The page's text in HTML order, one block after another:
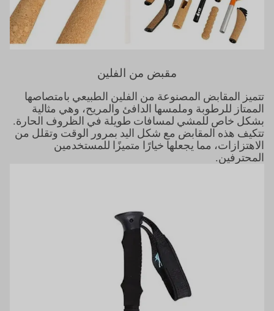
مقبض من الفلين
تتميز المقابض المصنوعة من الفلين الطبيعي بامتصاصها
الممتاز للرطوبة وملمسها الدافئ والمريح، وهي مثالية
بشكل خاص للمشي لمسافات طويلة في الظروف الحارة.
تتكيف هذه المقابض مع شكل اليد بمرور الوقت وتقلل من
الاهتزازات، مما يجعلها خيارًا متميزًا للمستخدمين
المحترفين.